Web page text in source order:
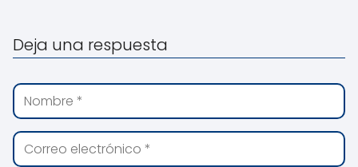
Deja una respuesta